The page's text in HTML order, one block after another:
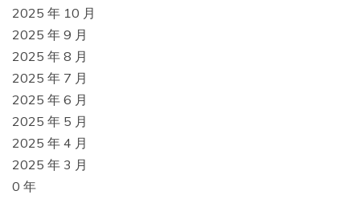
2025 年 10 月
2025 年 9 月
2025 年 8 月
2025 年 7 月
2025 年 6 月
2025 年 5 月
2025 年 4 月
2025 年 3 月
0 年